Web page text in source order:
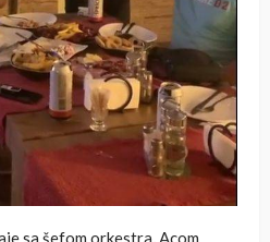
sa šefom orkestra, Acom